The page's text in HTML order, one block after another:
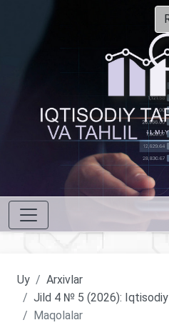
Uy
Arxivlar
Jild 4 № 5 (2026):
Maqolalar